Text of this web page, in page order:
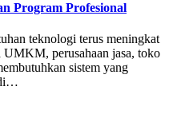
Program Profesional
teknologi terus meningkat
perusahaan jasa, toko
sistem yang